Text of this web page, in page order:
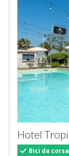
Hotel
Bici da corsa